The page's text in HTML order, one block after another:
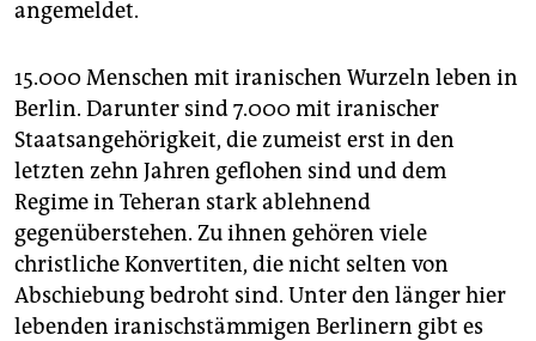
angemeldet.
15.000 Menschen mit iranischen Wurzeln leben in
Berlin. Darunter sind 7.000 mit iranischer
Staatsangehörigkeit, die zumeist erst in den
letzten zehn Jahren geflohen sind und dem
Regime in Teheran stark ablehnend
gegenüberstehen. Zu ihnen gehören viele
christliche Konvertiten, die nicht selten von
Abschiebung bedroht sind. Unter den länger hier
lebenden iranischstämmigen Berlinern gibt es